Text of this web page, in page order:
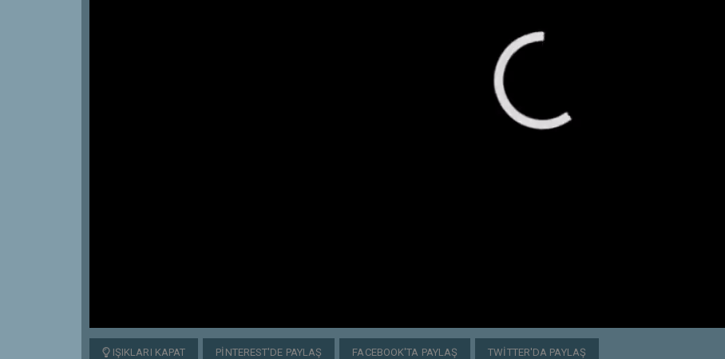
IŞIKLARI KAPAT PINTEREST'DE PAYLAŞ FACEBOOK'TA PAYLAŞ TWITTER'DA PAYLAŞ